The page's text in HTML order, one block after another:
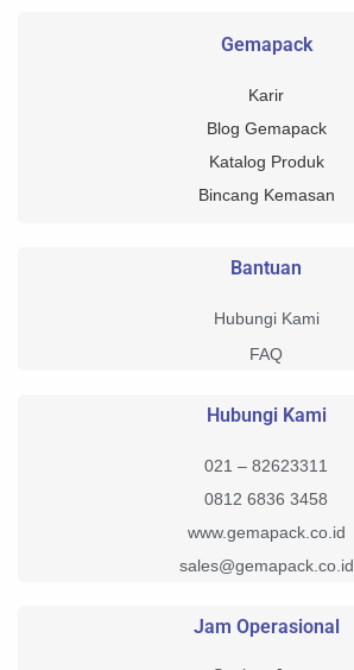
Gemapack
Karir
Blog Gemapack
Katalog Produk
Bincang Kemasan
Bantuan
Hubungi Kami
FAQ
Hubungi Kami
021 – 82623311
0812 6836 3458
www.gemapack.co.id
sales@gemapack.co.id
Jam Operasional